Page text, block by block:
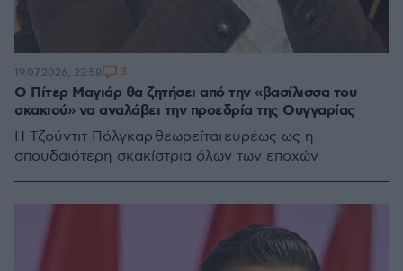
Ο Πίτερ Μαγιάρ θα ζητήσει από την «βασίλισσα του
σκακιού» να αναλάβει την προεδρία της Ουγγαρίας
Η Τζούντιτ Πόλγκαρ θεωρείται ευρέως ως η
σπουδαιότερη σκακίστρια όλων των εποχών
19.07.2026, 23:58 3